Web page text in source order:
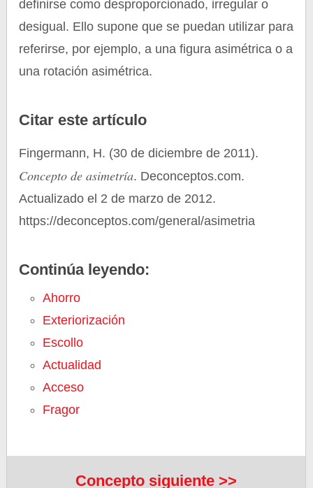
definirse como desproporcionado, irregular o
desigual. Ello supone que se puedan utilizar para
referirse, por ejemplo, a una figura asimétrica o a
una rotación asimétrica.
Citar este artículo
Fingermann, H. (30 de diciembre de 2011).
Concepto de asimetría. Deconceptos.com.
Actualizado el 2 de marzo de 2012.
https://deconceptos.com/general/asimetria
Continúa leyendo:
Ahorro
Exteriorización
Escollo
Actualidad
Acceso
Fragor
Concepto siguiente >>